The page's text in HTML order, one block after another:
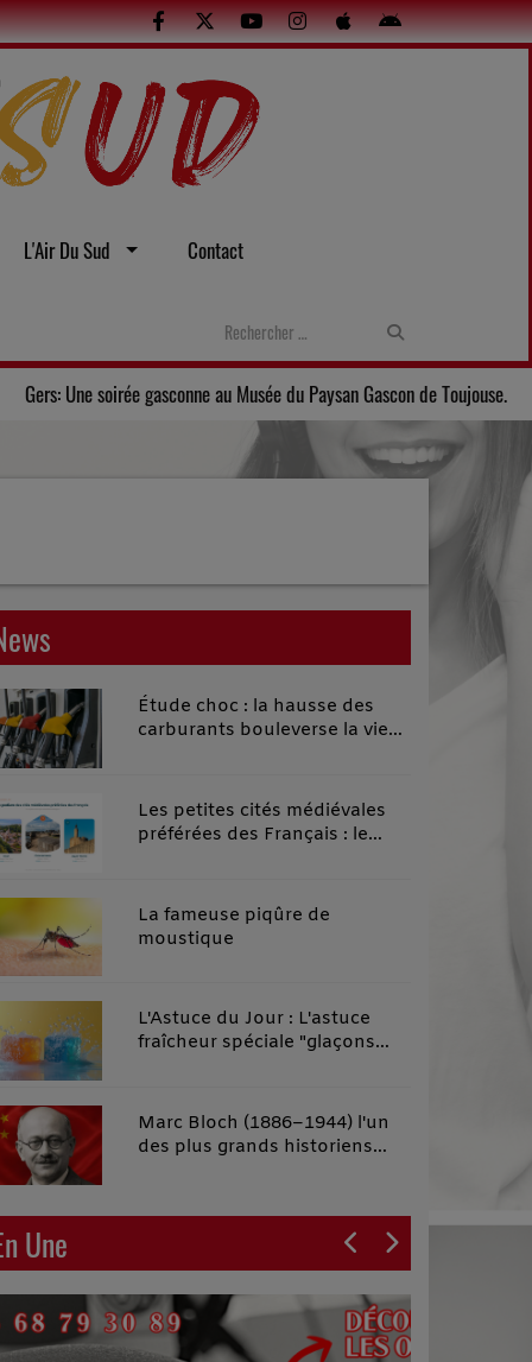
L'Air Du Sud Contact
sexistes et sexuelles Gers: Une soirée gasconne au Musée du
Étude choc : la hausse des
carburants bouleverse la vie
Les petites cités médiévales
préférées des Français : le
La fameuse piqûre de
moustique
L'Astuce du Jour : L'astuce
fraîcheur spéciale "glaçons
Marc Bloch (1886–1944) l'un
des plus grands historiens
Une